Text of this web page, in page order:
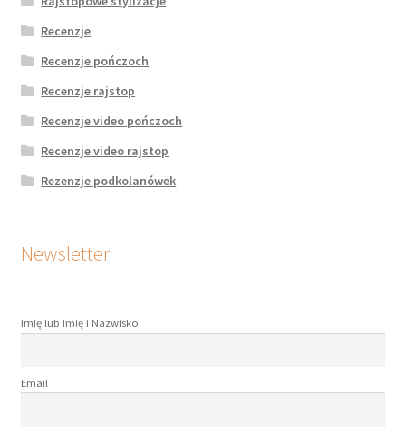
Recenzje
Recenzje pończoch
Recenzje rajstop
Recenzje video pończoch
Recenzje video rajstop
Rezenzje podkolanówek
Newsletter
Imię lub Imię i Nazwisko
Email